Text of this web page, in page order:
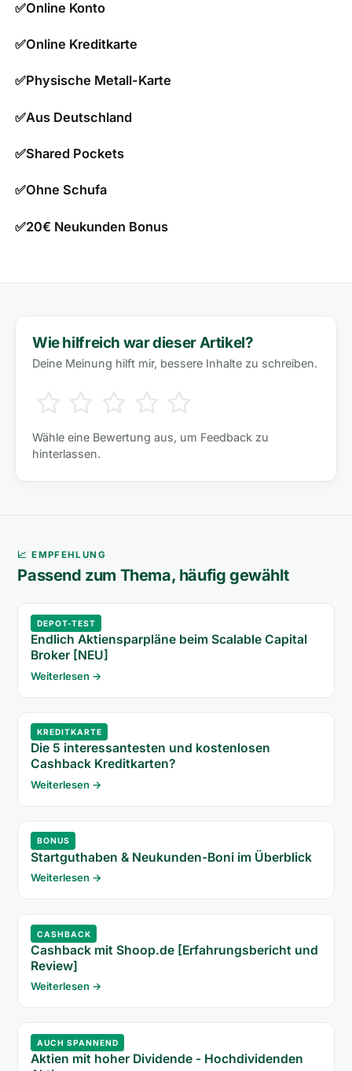
✅Online Konto
✅Online Kreditkarte
✅Physische Metall-Karte
✅Aus Deutschland
✅Shared Pockets
✅Ohne Schufa
✅20€ Neukunden Bonus
Wie hilfreich war dieser Artikel?
Deine Meinung hilft mir, bessere Inhalte zu schreiben.
Wähle eine Bewertung aus, um Feedback zu
hinterlassen.
📈 EMPFEHLUNG
Passend zum Thema, häufig gewählt
DEPOT-TEST
Endlich Aktiensparpläne beim Scalable Capital
Broker [NEU]
Weiterlesen →
KREDITKARTE
Die 5 interessantesten und kostenlosen
Cashback Kreditkarten?
Weiterlesen →
BONUS
Startguthaben & Neukunden-Boni im Überblick
Weiterlesen →
CASHBACK
Cashback mit Shoop.de [Erfahrungsbericht und
Review]
Weiterlesen →
AUCH SPANNEND
Aktien mit hoher Dividende - Hochdividenden